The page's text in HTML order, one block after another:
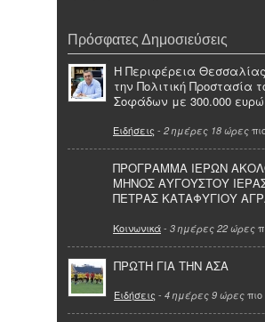
Πρόσφατες Δημοσιεύσεις
Η Περιφέρεια Θεσσαλίας
την Πολιτική Προστασία
Σοφάδων με 300.000 ευρώ
Ειδήσεις - 2 ημέρες 18 ώρες
ΠΡΟΓΡΑΜΜΑ ΙΕΡΩΝ
ΜΗΝΟΣ ΑΥΓΟΥΣΤΟΥ
ΠΕΤΡΑΣ ΚΑΤΑΦΥΓΙΟΥ
Κοινωνικά- 3 ημέρες 22 ώρες
ΠΡΩΤΗ ΓΙΑ ΤΗΝ ΑΣΑ
Ειδήσεις - 4 ημέρες 9 ώρες